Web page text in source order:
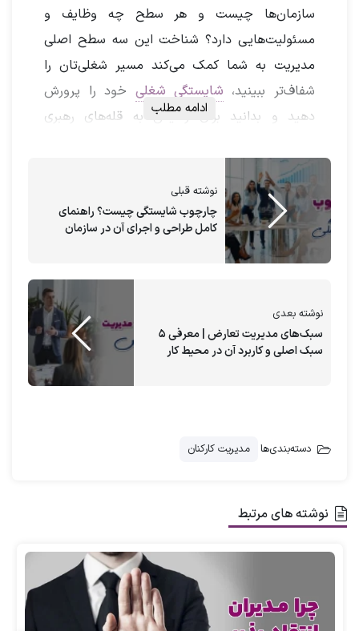
سازمان‌ها چیست و هر سطح چه وظایف و
مسئولیت‌هایی دارد؟ شناخت این سه سطح اصلی
مدیریت به شما کمک می‌کند مسیر شغلی‌تان را
شفاف‌تر ببینید، شایستگی شغلی خود را پرورش
دهید و بدانید برای رسیدن به قله‌های رهبری
در این مقاله، به شکلی تخصصی و کاربردی سه سطح
اصلی مدیریت در سازمان‌ها را بررسی می‌کنیم:
مدیریت رده‌بالا، مدیریت میانی و مدیریت رده‌ی اول.
همچنین مهارت‌های ضروری برای موفقیت، میزان
حقوق و فرصت‌های پیشرفت شغلی را توضیح داده
و نکات مربوط به
وآکادمی
مدیریت منابع انسانی را مرور خواهیم کرد.
شماره تلفن
سه سطح مدیریت در سازمان‌ها چیست؟
سه سطح مدیریت در سازمان‌ها
ادامه مطلب
نوشته قبلی
چارچوب شایستگی چیست؟ راهنمای
کامل طراحی و اجرای آن در سازمان
نوشته بعدی
سبک‌های مدیریت تعارض | معرفی ۵
سبک اصلی و کاربرد آن در محیط کار
دسته‌بندی‌ها مدیریت کارکنان
نوشته های مرتبط